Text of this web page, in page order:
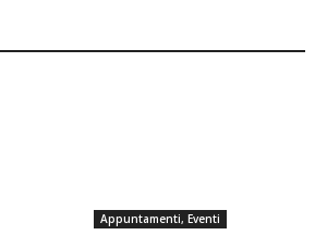
Appuntamenti, Eventi